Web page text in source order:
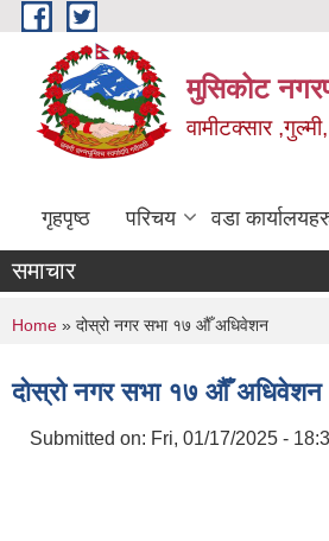
Skip to main content
मुसिकोट
वामीटक्सार
गृहपृष्ठ परिचय वडा
समाचार
You are here
Home » दोस्रो नगर सभा १७ औँ अधिवेशन
दोस्रो नगर सभा १७ औँ अधिवेशन
Submitted on: Fri, 01/17/2025 -